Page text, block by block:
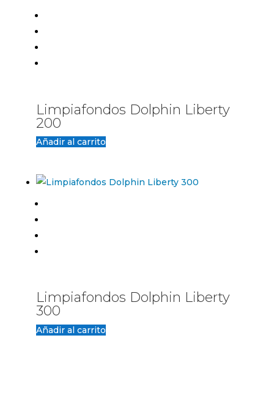
Limpiafondos Dolphin Liberty
200
Añadir al carrito
Limpiafondos Dolphin Liberty
300
Añadir al carrito